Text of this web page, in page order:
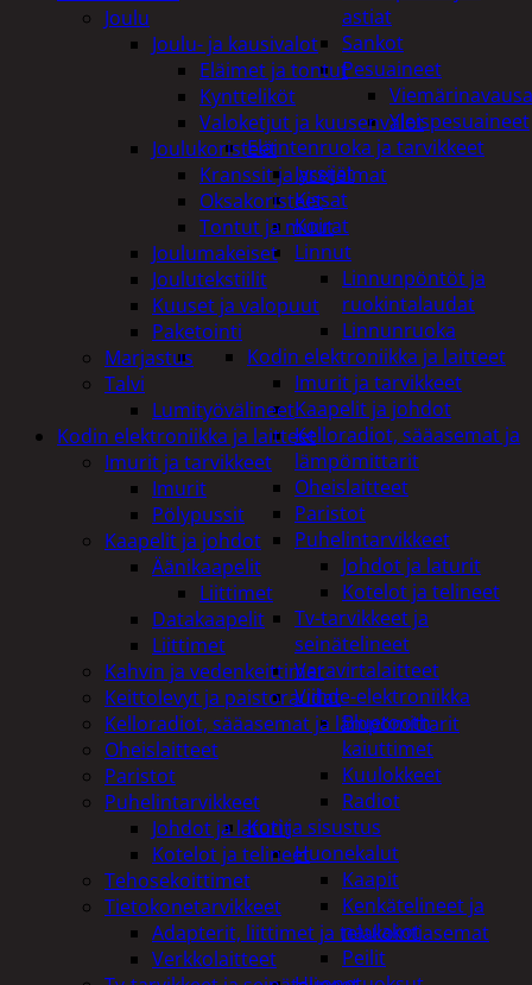
astiat
Sankot
Pesuaineet
Yleispesuaineet
Eläintenruoka ja tarvikkeet
Jyrsijät
Kissat
Koirat
Linnut
Linnunpöntöt ja
ruokintalaudat
Linnunruoka
Kodin elektroniikka ja laitteet
Imurit ja tarvikkeet
Kaapelit ja johdot
Kelloradiot, sääasemat ja
lämpömittarit
Oheislaitteet
Paristot
Puhelintarvikkeet
Johdot ja laturit
Kotelot ja telineet
Tv-tarvikkeet ja
seinätelineet
Varavirtalaitteet
Viihde-elektroniikka
Bluetooth
kaiuttimet
Kuulokkeet
Radiot
Koti ja sisustus
Huonekalut
Kaapit
Kenkätelineet ja
naulakot
Peilit
Joulu
Joulu- ja kausivalot
Eläimet ja tontut
Kyntteliköt
Valoketjut ja kuusenvalot
Joulukoristeet
Kranssit ja asetelmat
Oksakoristeet
Tontut ja muut
Joulumakeiset
Joulutekstiilit
Kuuset ja valopuut
Paketointi
Marjastus
Talvi
Lumityövälineet
Kodin elektroniikka ja laitteet
Imurit ja tarvikkeet
Imurit
Pölypussit
Kaapelit ja johdot
Äänikaapelit
Liittimet
Datakaapelit
Liittimet
Kahvin ja vedenkeittimet
Keittolevyt ja paistoraudat
Kelloradiot, sääasemat ja lämpömittarit
Oheislaitteet
Paristot
Puhelintarvikkeet
Johdot ja laturit
Kotelot ja telineet
Tehosekoittimet
Tietokonetarvikkeet
Adapterit, liittimet ja telakointiasemat
Verkkolaitteet